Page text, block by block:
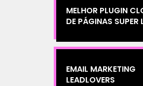
MELHOR PLUGIN
DE PÁGINAS SUPER
EMAIL MARKETING
LEADLOVERS